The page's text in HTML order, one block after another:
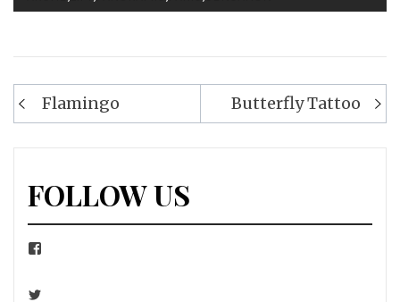
Navigation
de
Flamingo Butterfly Tattoo
FOLLOW US
Facebook
Twitter